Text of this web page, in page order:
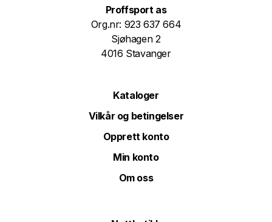
Proffsport as
Org.nr: 923 637 664
Sjøhagen 2
4016 Stavanger
Kataloger
Vilkår og betingelser
Opprett konto
Min konto
Om oss